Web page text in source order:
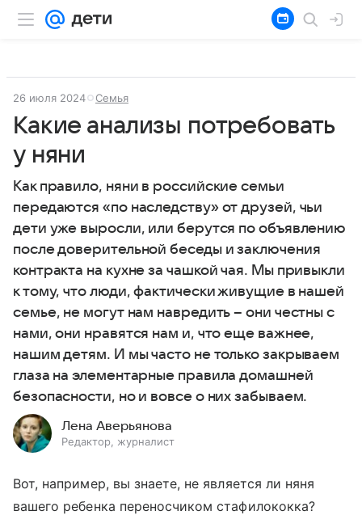
26 июля 2024 Семья
Какие анализы потребовать
у няни
Как правило, няни в российские семьи
передаются «по наследству» от друзей, чьи
дети уже выросли, или берутся по объявлению
после доверительной беседы и заключения
контракта на кухне за чашкой чая. Мы привыкли
к тому, что люди, фактически живущие в нашей
семье, не могут нам навредить – они честны с
нами, они нравятся нам и, что еще важнее,
нашим детям. И мы часто не только закрываем
глаза на элементарные правила домашней
безопасности, но и вовсе о них забываем.
Лена Аверьянова
Редактор, журналист
Вот, например, вы знаете, не является ли няня
вашего ребенка переносчиком стафилококка?